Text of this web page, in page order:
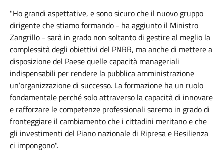
"Ho grandi aspettative, e sono sicuro che il nuovo gruppo
dirigente che stiamo formando - ha aggiunto il Ministro
Zangrillo - sarà in grado non soltanto di gestire al meglio la
complessità degli obiettivi del PNRR, ma anche di mettere a
disposizione del Paese quelle capacità manageriali
indispensabili per rendere la pubblica amministrazione
un’organizzazione di successo. La formazione ha un ruolo
fondamentale perché solo attraverso la capacità di innovare
e rafforzare le competenze professionali saremo in grado di
fronteggiare il cambiamento che i cittadini meritano e che
gli investimenti del Piano nazionale di Ripresa e Resilienza
ci impongono".